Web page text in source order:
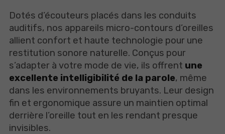
Dotés d’écouteurs placés dans les conduits
auditifs, nos appareils micro-contours d’oreilles
allient confort et haute technologie pour une
restitution sonore naturelle. Conçus pour
s’adapter à votre mode de vie, ils offrent une
excellente intelligibilité de la parole, même
dans les environnements bruyants. Leur design
fin et ergonomique assure un maintien optimal
derrière l’oreille tout en les rendant presque
invisibles.